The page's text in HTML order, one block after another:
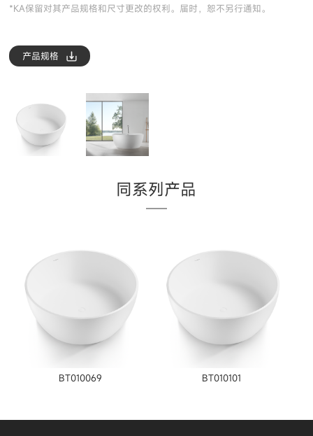
*KA保留对其产品规格和尺寸更改的权利。届时，恕不另行通知。
产品规格
同系列产品
BT010069 BT010101